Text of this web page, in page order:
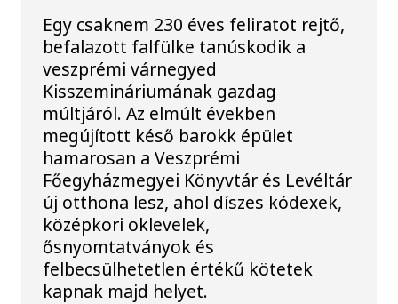
Egy csaknem 230 éves feliratot rejtő,
befalazott falfülke tanúskodik a
veszprémi várnegyed
Kisszemináriumának gazdag
múltjáról. Az elmúlt években
megújított késő barokk épület
hamarosan a Veszprémi
Főegyházmegyei Könyvtár és Levéltár
új otthona lesz, ahol díszes kódexek,
középkori oklevelek,
ősnyomtatványok és
felbecsülhetetlen értékű kötetek
kapnak majd helyet.